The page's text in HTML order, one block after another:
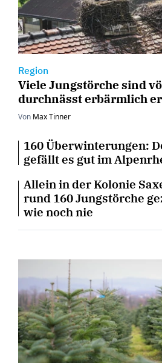
Region
Viele Jungstörche sind
durchnässt erbärmlich
Von Max Tinner
160 Überwinterungen:
gefällt es gut im
Allein in der Kolonie
rund 160 Jungstörche
wie noch nie